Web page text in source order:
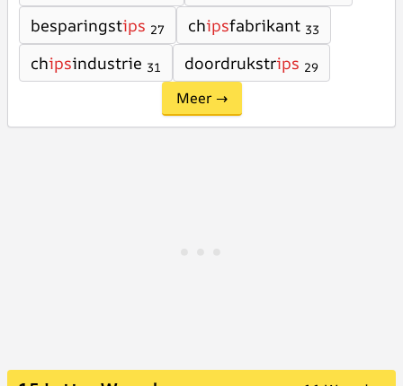
besparingstips 27 chipsfabrikant 33
chipsindustrie 31 doordrukstrips 29
Meer →